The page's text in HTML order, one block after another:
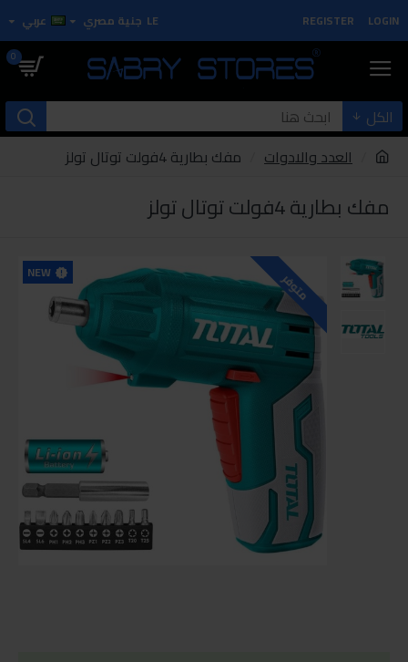
LOGIN
REGISTER
LE جنية مصري عربي
0
الكل
العدد والادوات
مفك بطارية 4فولت توتال تولز
مفك بطارية 4فولت توتال تولز
NEW متوفر